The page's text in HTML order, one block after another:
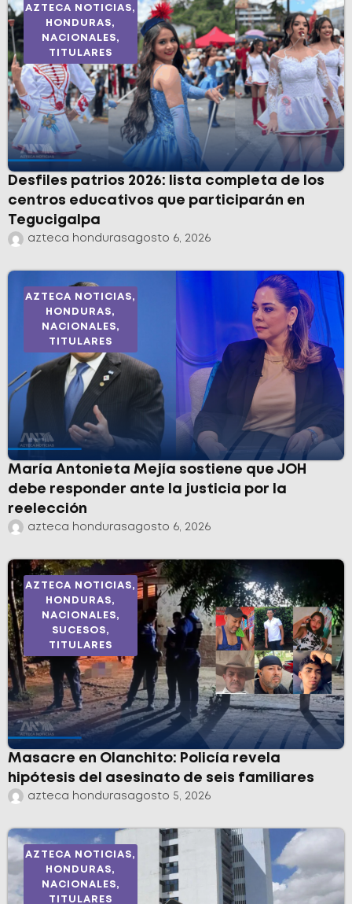
AZTECA NOTICIAS,
HONDURAS,
NACIONALES,
TITULARES
Desfiles patrios 2026: lista completa de los
centros educativos que participarán en
Tegucigalpa
azteca hondurasagosto 6, 2026
AZTECA NOTICIAS,
HONDURAS,
NACIONALES,
TITULARES
María Antonieta Mejía sostiene que JOH
debe responder ante la justicia por la
reelección
azteca hondurasagosto 6, 2026
AZTECA NOTICIAS,
HONDURAS,
NACIONALES,
SUCESOS,
TITULARES
Masacre en Olanchito: Policía revela
hipótesis del asesinato de seis familiares
azteca hondurasagosto 5, 2026
AZTECA NOTICIAS,
HONDURAS,
NACIONALES,
TITULARES